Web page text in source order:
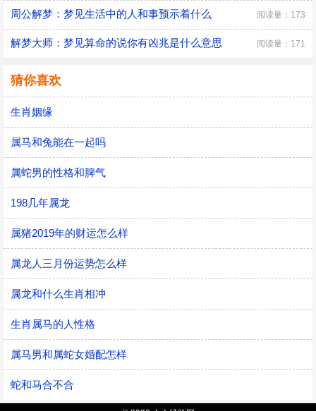
周公解梦：梦见生活中的人和事预示着什么 阅读量：173
解梦大师：梦见算命的说你有凶兆是什么意思 阅读量：171
猜你喜欢
生肖姻缘
属马和兔能在一起吗
属蛇男的性格和脾气
198几年属龙
属猪2019年的财运怎么样
属龙人三月份运势怎么样
属龙和什么生肖相冲
生肖属马的人性格
属马男和属蛇女婚配怎样
蛇和马合不合